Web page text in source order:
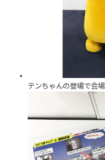
テンちゃんの登場で会